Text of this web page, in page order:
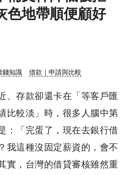
色地帶順便顧好
錢知識 借款｜申請與比較
、存款卻還卡在「等客戶匯
比較淡」時，很多人腦中第
：「完蛋了，現在去銀行借
我這種沒固定薪資的，會不
實，台灣的借貸審核雖然重